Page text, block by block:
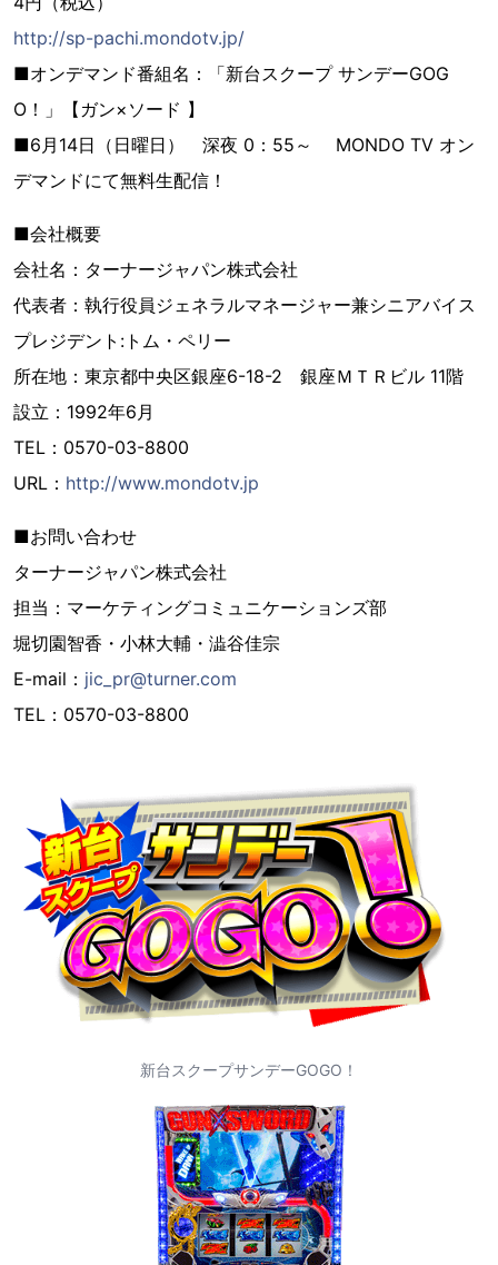
http://sp-pachi.mondotv.jp/
■オンデマンド番組名：「新台スクープ サンデーGOG
O！」【ガン×ソード 】
■6月14日（日曜日） 深夜 0：55～ MONDO TV オン
デマンドにて無料生配信！
■会社概要
会社名：ターナージャパン株式会社
代表者：執行役員ジェネラルマネージャー兼シニアバイス
プレジデント:トム・ペリー
所在地：東京都中央区銀座6-18-2 銀座ＭＴＲビル 11階
設立：1992年6月
TEL：0570-03-8800
URL： http://www.mondotv.jp
■お問い合わせ
ターナージャパン株式会社
担当：マーケティングコミュニケーションズ部
堀切園智香・小林大輔・澁谷佳宗
E-mail： jic_pr@turner.com
TEL：0570-03-8800
新台スクープサンデーGOGO！